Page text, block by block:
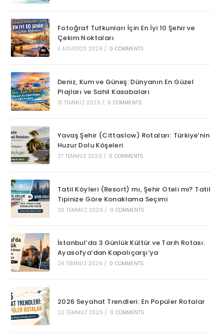
Fotoğraf Tutkunları İçin En İyi 10 Şehir ve
Çekim Noktaları
3 AĞUSTOS 2026 / 0 COMMENTS
Deniz, Kum ve Güneş: Dünyanın En Güzel
Plajları ve Sahil Kasabaları
31 TEMMUZ 2026 / 0 COMMENTS
Yavaş Şehir (Cittaslow) Rotaları: Türkiye’nin
Huzur Dolu Köşeleri
27 TEMMUZ 2026 / 0 COMMENTS
Tatil Köyleri (Resort) mı, Şehir Oteli mi? Tatil
Tipinize Göre Konaklama Seçimi
26 TEMMUZ 2026 / 0 COMMENTS
İstanbul’da 3 Günlük Kültür ve Tarih Rotası:
Ayasofya’dan Kapalıçarşı’ya
24 TEMMUZ 2026 / 0 COMMENTS
2026 Seyahat Trendleri: En Popüler Rotalar
22 TEMMUZ 2026 / 0 COMMENTS